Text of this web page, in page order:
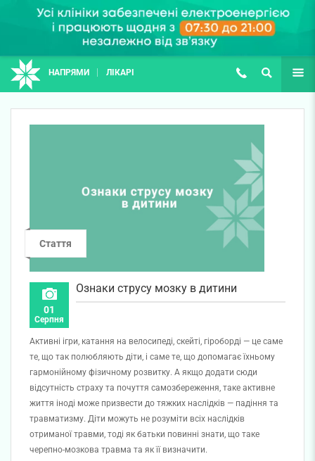
НАПРЯМИ ЛІКАРІ (067) 127-03-03
ПОШУК ЩЕ
Стаття
01
Серпня
Ознаки струсу мозку в дитини
Активні ігри, катання на велосипеді, скейті, гіроборді — це саме
те, що так полюбляють діти, і саме те, що допомагає їхньому
гармонійному фізичному розвитку. А якщо додати сюди
відсутність страху та почуття самозбереження, таке активне
життя іноді може призвести до тяжких наслідків — падіння та
травматизму. Діти можуть не розуміти всіх наслідків
отриманої травми, тоді як батьки повинні знати, що таке
черепно-мозкова травма та якїї визначити.